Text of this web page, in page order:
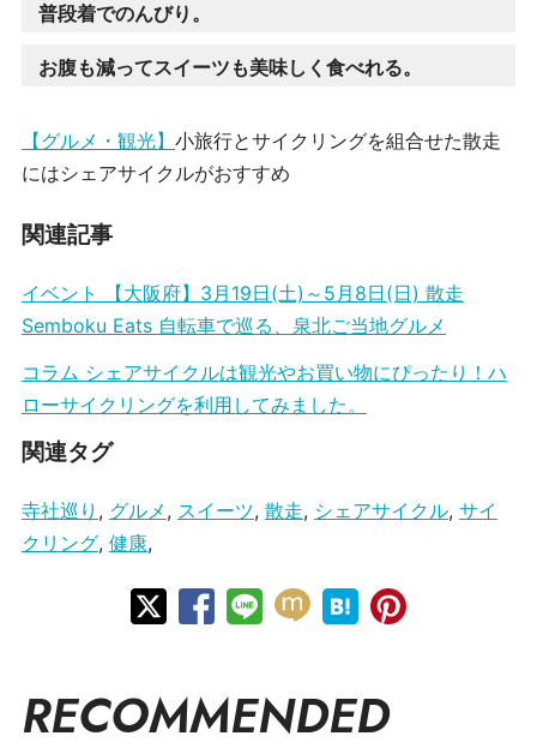
普段着でのんびり。
お腹も減ってスイーツも美味しく食べれる。
【グルメ・観光】 小旅行とサイクリングを組合せた散走
にはシェアサイクルがおすすめ
関連記事
イベント 【大阪府】3月19日(土)～5月8日(日) 散走
Semboku Eats 自転車で巡る、泉北ご当地グルメ
コラム シェアサイクルは観光やお買い物にぴったり！ハ
ローサイクリングを利用してみました。
関連タグ
寺社巡り , グルメ , スイーツ, 散走, シェアサイクル, サイ
クリング, 健康,
RECOMMENDED